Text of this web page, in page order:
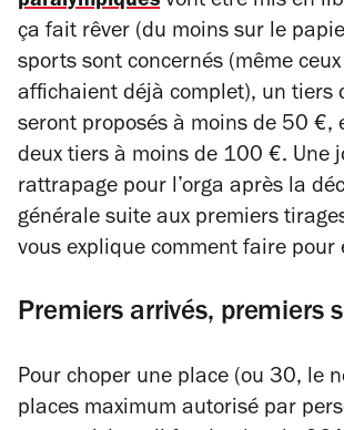
ça fait rêver (du moins sur le
sports sont concernés (même
affichaient déjà complet), un tiers
seront proposés à moins de 50 €,
deux tiers à moins de 100 €. Une
rattrapage pour l’orga après la
générale suite aux premiers
vous explique comment faire pour
Premiers arrivés, premiers
Pour choper une place (ou 30, le
places maximum autorisé par